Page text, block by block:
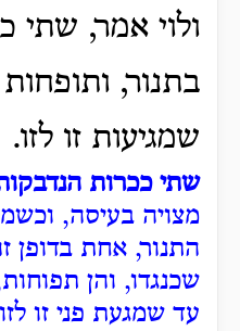
ולוי אמר, שתי
בתנור,
שמגיעות זו לזו.
שתי ככרות
מצויה בעיסה,
התנור, אחת בדופן
שכנגדו, והן
עד שמגעת פני זו